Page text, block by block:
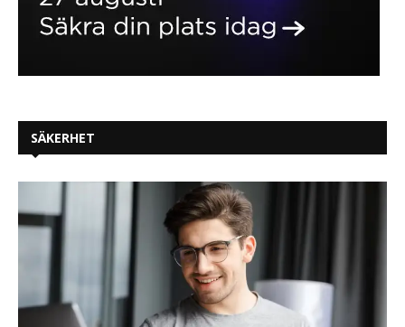
SÄKERHET